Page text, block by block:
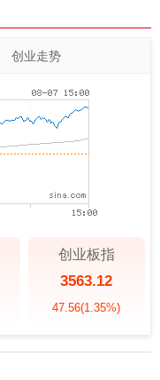
创业走势
创业板指
3563.12
47.56(1.35%)